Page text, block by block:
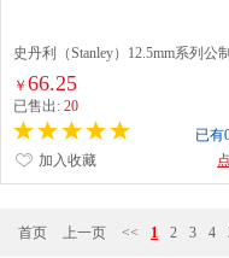
史丹利（Stanley）12.5mm系列公
六角套筒（96-367-1-22）
￥ 66.25
已售出: 20
已有
加入收藏
首页 上一页 << 1 2 3 4